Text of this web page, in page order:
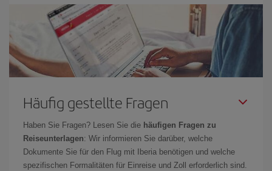
Häufig gestellte Fragen
Haben Sie Fragen? Lesen Sie die häufigen Fragen zu
Reiseunterlagen: Wir informieren Sie darüber, welche
Dokumente Sie für den Flug mit Iberia benötigen und welche
spezifischen Formalitäten für Einreise und Zoll erforderlich sind.